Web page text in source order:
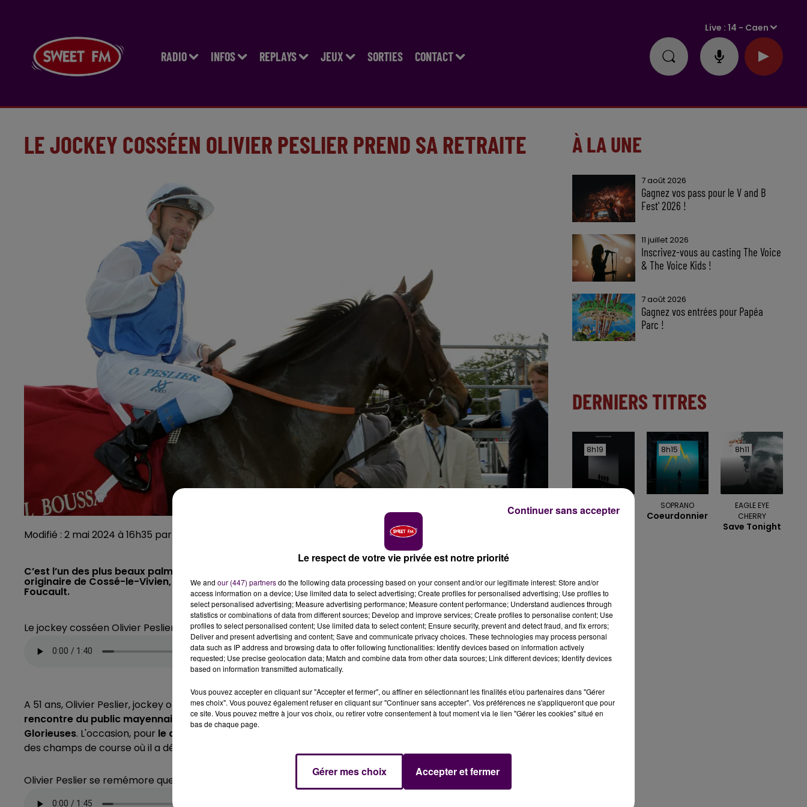
RADIO INFOS REPLAYS JEUX SORTIES CONTACT
Live :14 - Caen
LE JOCKEY COSSÉEN OLIVIER PESLIER PREND SA RETRAITE
Modifié : 2 mai 2024 à 16h35 par Manon Foucault / crédit photo : Agence SCOOPDYGA
C’est l’un des plus beaux palmarès des courses hippiques internationales : le jockey Olivier Peslier,
originaire de Cossé-le-Vivien, prend sa retraite au terme de 35 ans de carrière. Une interview de Manon
Foucault.
Le jockey cosséen Olivier Peslier a remporté plus de 3 700 courses hippiques durant sa carrière :
A 51 ans, Olivier Peslier, jockey originaire de Cossé-le-Vivien, a choisi de ranger ses bottes.Il viendra à la
rencontre du public mayennais en septembre prochain, à l'hippodrome de Craon, lors des Trois
Glorieuses. L'occasion, pour le quadruple vainqueur de l'Arc-de-Triomphe,
des champs de course où il a débuté sa carrière.
Olivier Peslier se remémore quelques-uns de ses plus beaux souvenirs :
À LA UNE
7 août 2026
Gagnez vos pass pour le V and B
Fest' 2026 !
11 juillet 2026
Inscrivez-vous au casting The Voice
& The Voice Kids !
7 août 2026
Gagnez vos entrées pour Papéa
Parc !
DERNIERS TITRES
8h19
8h19
OFENBACH &
STARSAILOR
8h15
8h15
SOPRANO
Coeurdonnier
8h11
8h11
EAGLE EYE
CHERRY
Save Tonight
Le respect de votre vie privée est notre priorité
We and our (447) partnersdo the following data processing based on your consent and/or our legitimate interest: Store and/or
access information on a device; Use limited data to select advertising; Create profiles for personalised advertising; Use profiles to
select personalised advertising; Measure advertising performance; Measure content performance; Understand audiences through
statistics or combinations of data from different sources; Develop and improve services; Create profiles to personalise content; Use
profiles to select personalised content; Use limited data to select content; Ensure security, prevent and detect fraud, and fix errors;
Deliver and present advertising and content; Save and communicate privacy choices. These technologies may process personal
data such as IP address and browsing data to offer following functionalities: Identify devices based on information actively
requested; Use precise geolocation data; Match and combine data from other data sources; Link different devices; Identify devices
based on information transmitted automatically.
Vous pouvez accepter en cliquant sur "Accepter et fermer", ou affiner en sélectionnant les finalités et/ou partenaires dans "Gérer
mes choix". Vous pouvez également refuser en cliquant sur "Continuer sans accepter". Vos préférences ne s'appliqueront que pour
ce site. Vous pouvez mettre à jour vos choix, ou retirer votre consentement à tout moment via le lien "Gérer les cookies" situé en
bas de chaque page.
Gérer mes choix Accepter et fermer
Continuer sans accepter